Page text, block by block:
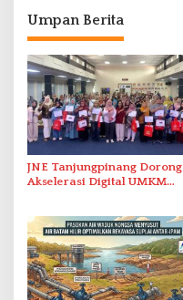
Umpan Berita
JNE Tanjungpinang Dorong
Akselerasi Digital UMKM